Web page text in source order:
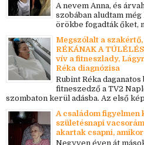
A nevem Anna, és
szobában aludtam
örökbe fogadták őket,
Megszólalt a szakértő,
RÉKÁNAK A
vív a fitneszlady,
Réka diagnózisa
Rubint Réka
fitneszedző a TV2
szombaton kerül adásba. Az első
A családom figyelmen
születésnapi
akartak csapni,
Negyven éven át